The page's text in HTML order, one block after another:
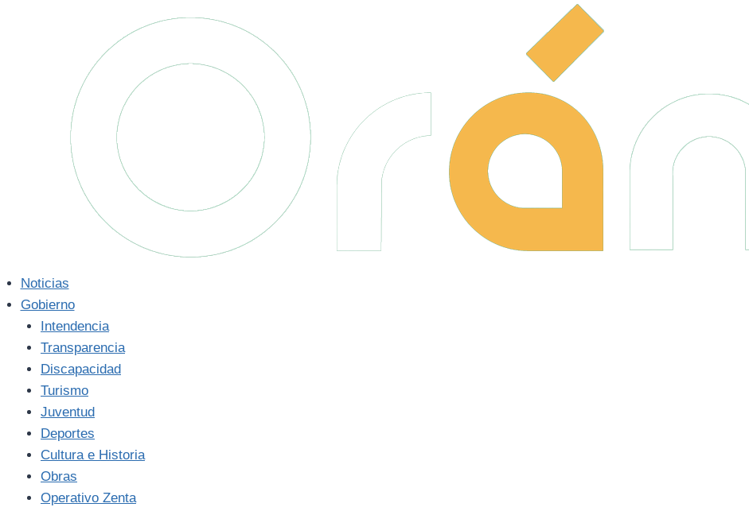
Noticias
Gobierno
Intendencia
Transparencia
Discapacidad
Turismo
Juventud
Deportes
Cultura e Historia
Obras
Operativo Zenta